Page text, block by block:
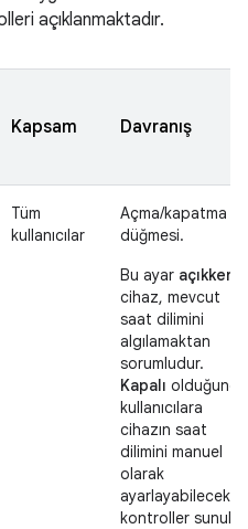
açıklanmaktadır.
Kapsam Davranış
Tüm
kullanıcılar
Açma/kapatma
düğmesi.
Bu ayar açıkken
cihaz, mevcut
saat dilimini
algılamaktan
sorumludur.
Kapalı olduğunda
kullanıcılara
cihazın saat
dilimini manuel
olarak
kontroller sunulur.